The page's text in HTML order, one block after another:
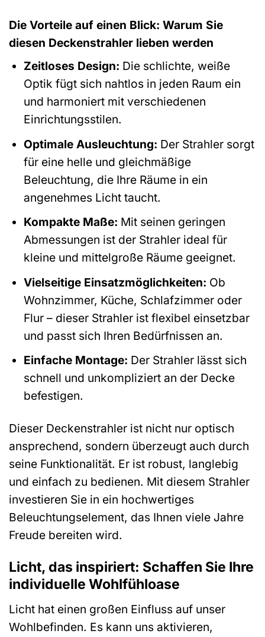
Die Vorteile auf einen Blick: Warum Sie
diesen Deckenstrahler lieben werden
Zeitloses Design: Die schlichte, weiße
Optik fügt sich nahtlos in jeden Raum ein
und harmoniert mit verschiedenen
Einrichtungsstilen.
Optimale Ausleuchtung: Der Strahler sorgt
für eine helle und gleichmäßige
Beleuchtung, die Ihre Räume in ein
angenehmes Licht taucht.
Kompakte Maße: Mit seinen geringen
Abmessungen ist der Strahler ideal für
kleine und mittelgroße Räume geeignet.
Vielseitige Einsatzmöglichkeiten: Ob
Wohnzimmer, Küche, Schlafzimmer oder
Flur – dieser Strahler ist flexibel einsetzbar
und passt sich Ihren Bedürfnissen an.
Einfache Montage: Der Strahler lässt sich
schnell und unkompliziert an der Decke
befestigen.
Dieser Deckenstrahler ist nicht nur optisch
ansprechend, sondern überzeugt auch durch
seine Funktionalität. Er ist robust, langlebig
und einfach zu bedienen. Mit diesem Strahler
investieren Sie in ein hochwertiges
Beleuchtungselement, das Ihnen viele Jahre
Freude bereiten wird.
Licht, das inspiriert: Schaffen Sie Ihre
individuelle Wohlfühloase
Licht hat einen großen Einfluss auf unser
Wohlbefinden. Es kann uns aktivieren,